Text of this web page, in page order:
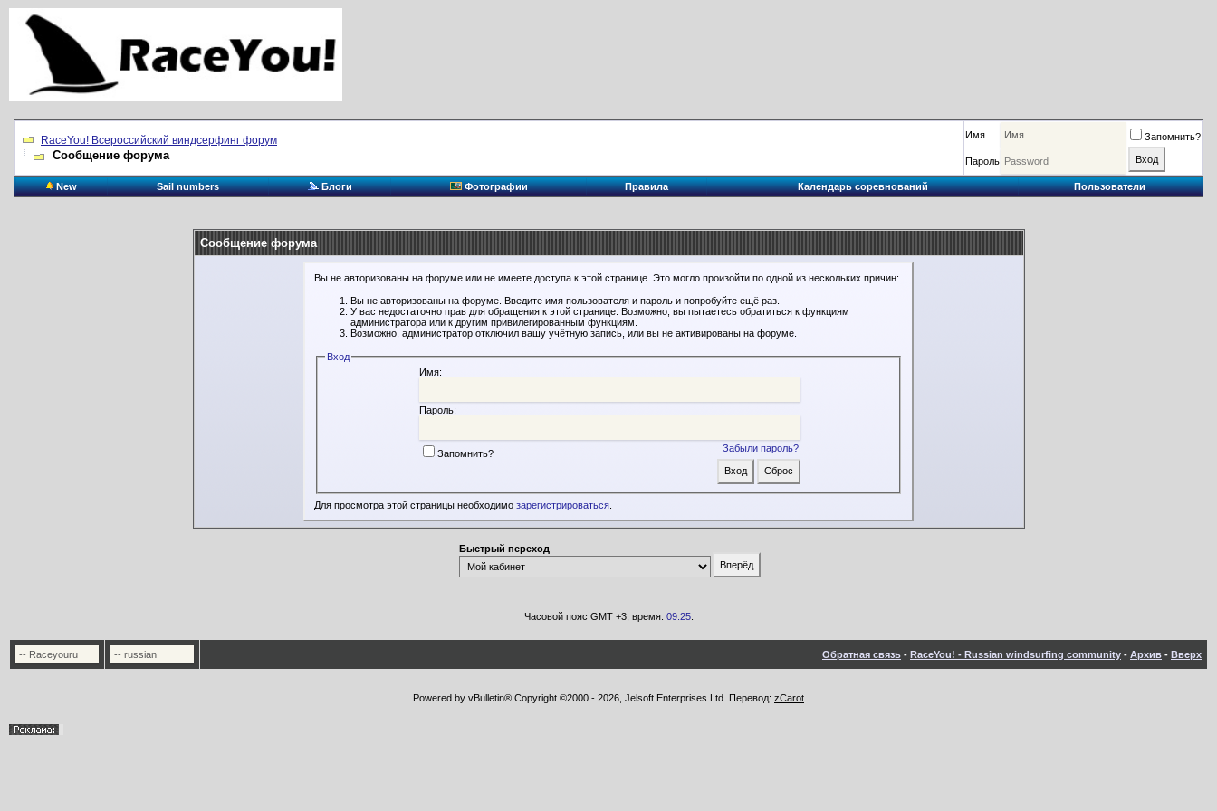
RaceYou! Всероссийский виндсерфинг форум
Сообщение форума
Имя Запомнить?
Пароль
New Sail numbers Блоги Фотографии Правила Календарь соревнований Пользователи
Сообщение форума
Вы не авторизованы на форуме или не имеете доступа к этой странице. Это могло произойти по одной из нескольких причин:
Вы не авторизованы на форуме. Введите имя пользователя и пароль и попробуйте ещё раз.
У вас недостаточно прав для обращения к этой странице. Возможно, вы пытаетесь обратиться к функциям
администратора или к другим привилегированным функциям.
Возможно, администратор отключил вашу учётную запись, или вы не активированы на форуме.
Вход
Имя:
Пароль:
Забыли пароль?
Запомнить?
Для просмотра этой страницы необходимо зарегистрироваться
Быстрый переход
Часовой пояс GMT +3, время: 09:25.
Обратная связь - RaceYou! - Russian windsurfing community - Архив - Вверх
Powered by vBulletin® Copyright ©2000 - 2026, Jelsoft Enterprises Ltd. Перевод: zCarot